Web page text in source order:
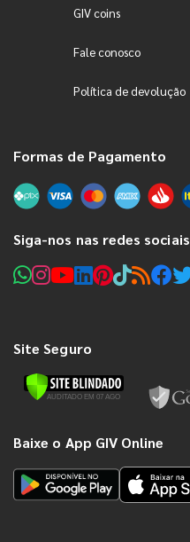
GIV coins
Fale conosco
Política de devolução
Formas de Pagamento
Siga-nos nas redes sociais
Site Seguro
Baixe o App GIV Online